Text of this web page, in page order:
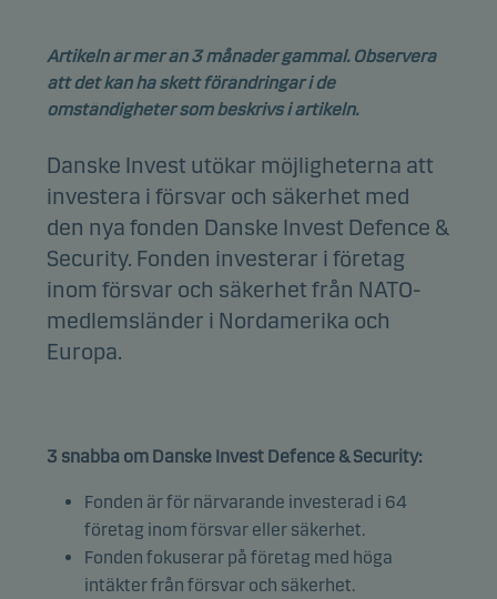
Artikeln är mer än 3 månader gammal. Observera
att det kan ha skett förändringar i de
omständigheter som beskrivs i artikeln.
Danske Invest utökar möjligheterna att
investera i försvar och säkerhet med
den nya fonden Danske Invest Defence &
Security. Fonden investerar i företag
inom försvar och säkerhet från NATO-
medlemsländer i Nordamerika och
Europa.
3 snabba om Danske Invest Defence & Security:
Fonden är för närvarande investerad i 64
företag inom försvar eller säkerhet.
Fonden fokuserar på företag med höga
intäkter från försvar och säkerhet.